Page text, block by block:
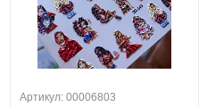
Артикул: 00006803